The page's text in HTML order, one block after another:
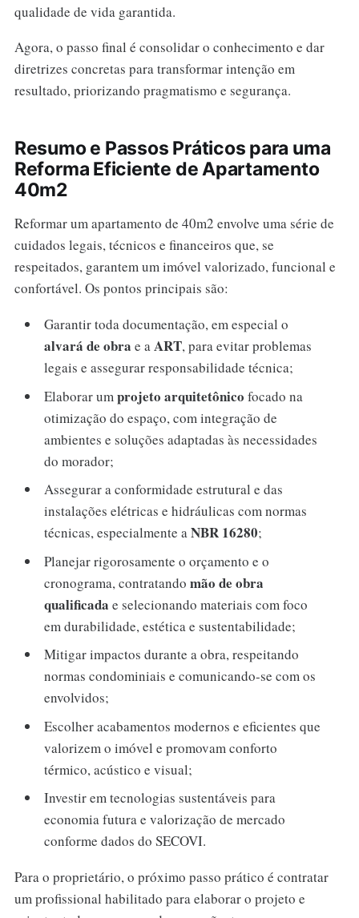
qualidade de vida garantida.
Agora, o passo final é consolidar o conhecimento e dar
diretrizes concretas para transformar intenção em
resultado, priorizando pragmatismo e segurança.
Resumo e Passos Práticos para uma
Reforma Eficiente de Apartamento
40m2
Reformar um apartamento de 40m2 envolve uma série de
cuidados legais, técnicos e financeiros que, se
respeitados, garantem um imóvel valorizado, funcional e
confortável. Os pontos principais são:
Garantir toda documentação, em especial o
alvará de obra e aART, para evitar problemas
legais e assegurar responsabilidade técnica;
Elaborar umprojeto arquitetônico focado na
otimização do espaço, com integração de
ambientes e soluções adaptadas às necessidades
do morador;
Assegurar a conformidade estrutural e das
instalações elétricas e hidráulicas com normas
técnicas, especialmente aNBR 16280;
Planejar rigorosamente o orçamento e o
cronograma, contratandomão de obra
qualificada e selecionando materiais com foco
em durabilidade, estética e sustentabilidade;
Mitigar impactos durante a obra, respeitando
normas condominiais e comunicando-se com os
envolvidos;
Escolher acabamentos modernos e eficientes que
valorizem o imóvel e promovam conforto
térmico, acústico e visual;
Investir em tecnologias sustentáveis para
economia futura e valorização de mercado
conforme dados do SECOVI.
Para o proprietário, o próximo passo prático é contratar
um profissional habilitado para elaborar o projeto e